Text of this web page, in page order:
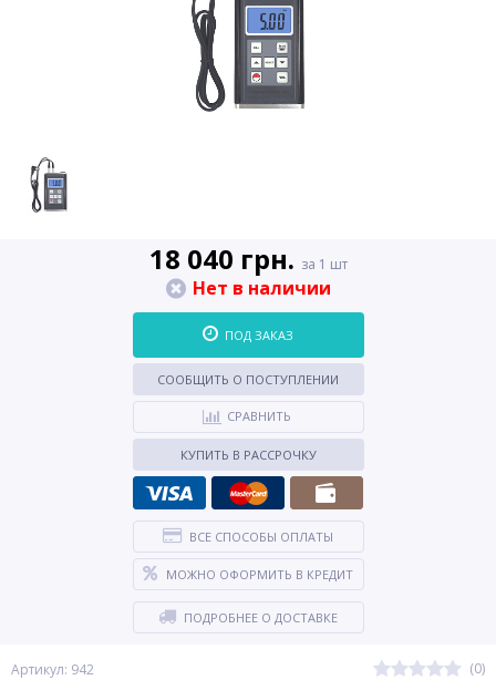
Артикул: 942 (0)
18 040 грн. за 1 шт
Нет в наличии
ПОД ЗАКАЗ
СООБЩИТЬ О ПОСТУПЛЕНИИ
СРАВНИТЬ
КУПИТЬ В РАССРОЧКУ
ВСЕ СПОСОБЫ ОПЛАТЫ
МОЖНО ОФОРМИТЬ В КРЕДИТ
ПОДРОБНЕЕ О ДОСТАВКЕ